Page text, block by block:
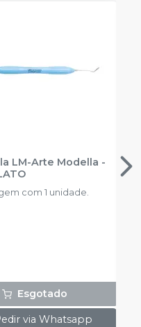
LM-Arte Modella -
com 1 unidade.
Esgotado
via Whatsapp